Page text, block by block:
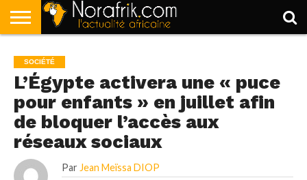
POLITIQUE
SOCIÉTÉ
ECONOMIE
SPORT
LIFESTYLE
SOCIÉTÉ
L’Égypte activera une « puce
pour enfants » en juillet afin
de bloquer l’accès aux
réseaux sociaux
Par Jean Meïssa DIOP